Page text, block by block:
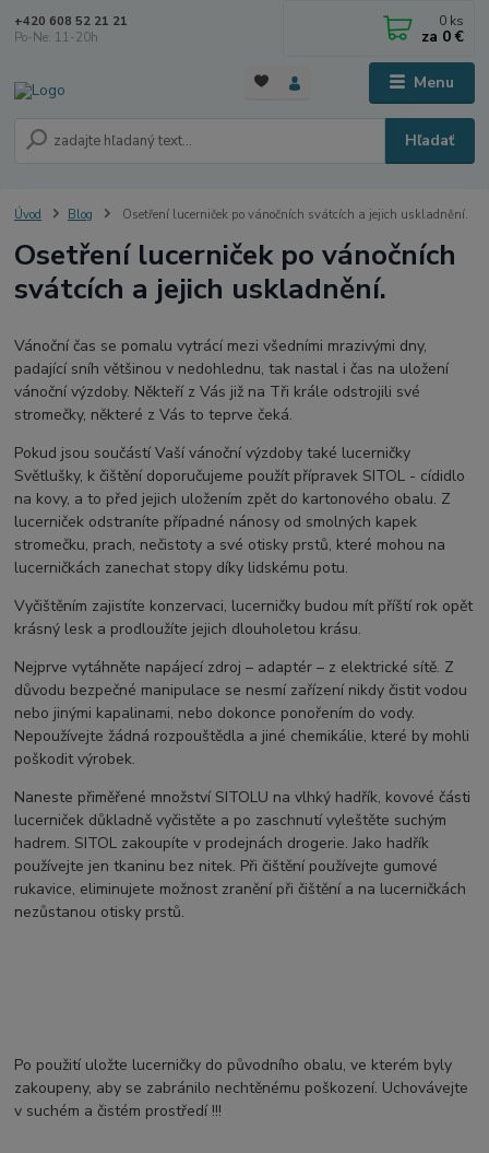
Menu
Hľadať
+420 608 52 21 21
Po-Ne: 11-20h
0 ks
za 0 €
Úvod Blog Osetření lucerniček po vánočních svátcích a jejich uskladnění.
Osetření lucerniček po vánočních
svátcích a jejich uskladnění.
Vánoční čas se pomalu vytrácí mezi všedními mrazivými dny,
padající sníh většinou v nedohlednu, tak nastal i čas na uložení
vánoční výzdoby. Někteří z Vás již na Tři krále odstrojili své
stromečky, některé z Vás to teprve čeká.
Pokud jsou součástí Vaší vánoční výzdoby také lucerničky
Světlušky, k čištění doporučujeme použít přípravek SITOL - cídidlo
na kovy, a to před jejich uložením zpět do kartonového obalu. Z
lucerniček odstraníte případné nánosy od smolných kapek
stromečku, prach, nečistoty a své otisky prstů, které mohou na
lucerničkách zanechat stopy díky lidskému potu.
Vyčištěním zajistíte konzervaci, lucerničky budou mít příští rok opět
krásný lesk a prodloužíte jejich dlouholetou krásu.
Nejprve vytáhněte napájecí zdroj – adaptér – z elektrické sítě. Z
důvodu bezpečné manipulace se nesmí zařízení nikdy čistit vodou
nebo jinými kapalinami, nebo dokonce ponořením do vody.
Nepoužívejte žádná rozpouštědla a jiné chemikálie, které by mohli
poškodit výrobek.
Naneste přiměřené množství SITOLU na vlhký hadřík, kovové části
lucerniček důkladně vyčistěte a po zaschnutí vyleštěte suchým
hadrem. SITOL zakoupíte v prodejnách drogerie. Jako hadřík
používejte jen tkaninu bez nitek. Při čištění používejte gumové
rukavice, eliminujete možnost zranění při čištění a na lucerničkách
nezůstanou otisky prstů.
Po použití uložte lucerničky do původního obalu, ve kterém byly
zakoupeny, aby se zabránilo nechtěnému poškození. Uchovávejte
v suchém a čistém prostředí !!!